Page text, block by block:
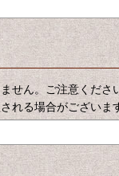
せん。ご注意くださ
れる場合がございま